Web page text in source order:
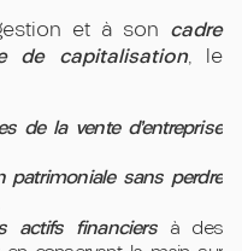
et à son cadre
de capitalisation, le
de la vente d’entreprise
patrimoniale sans perdre
actifs financiersà des